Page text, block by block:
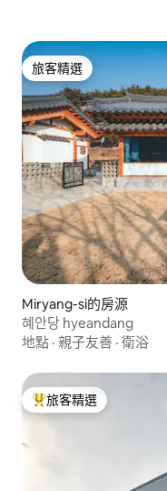
旅客精選
旅客精選
Miryang-si的房源
혜안당 hyeandang
地點 · 親子友善 · 衛浴
旅客精選榜首
旅客精選